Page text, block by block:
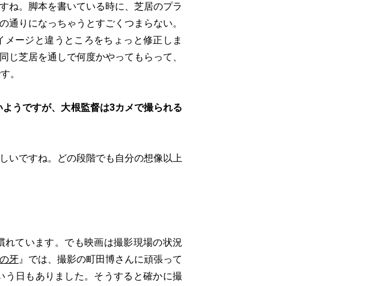
ね。脚本を書いている時に、芝居のプラ
通りになっちゃうとすごくつまらない。
ージと違うところをちょっと修正しま
芝居を通しで何度かやってもらって、
。
うですが、大根監督は3カメで撮られる
いですね。どの段階でも自分の想像以上
ています。でも映画は撮影現場の状況
牙』では、撮影の町田博さんに頑張って
う日もありました。そうすると確かに撮